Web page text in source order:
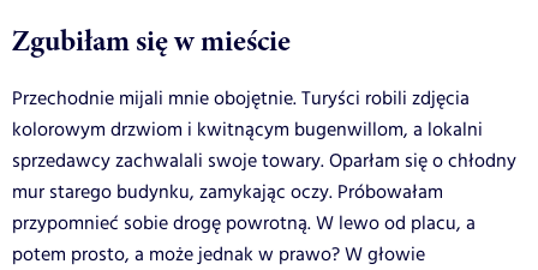
Zgubiłam się w mieście
Przechodnie mijali mnie obojętnie. Turyści robili zdjęcia
kolorowym drzwiom i kwitnącym bugenwillom, a lokalni
sprzedawcy zachwalali swoje towary. Oparłam się o chłodny
mur starego budynku, zamykając oczy. Próbowałam
przypomnieć sobie drogę powrotną. W lewo od placu, a
potem prosto, a może jednak w prawo? W głowie